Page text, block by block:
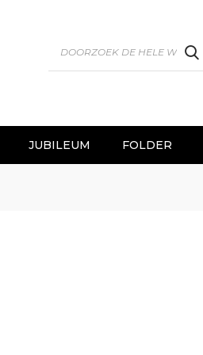
JUBILEUM FOLDER